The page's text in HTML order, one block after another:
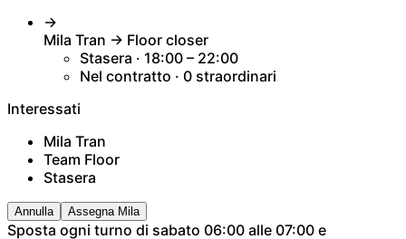
→
Mila Tran → Floor closer
Stasera · 18:00 – 22:00
Nel contratto · 0 straordinari
Interessati
Mila Tran
Team Floor
Stasera
Annulla Assegna Mila
Sposta ogni turno di sabato 06:00 alle 07:00 e